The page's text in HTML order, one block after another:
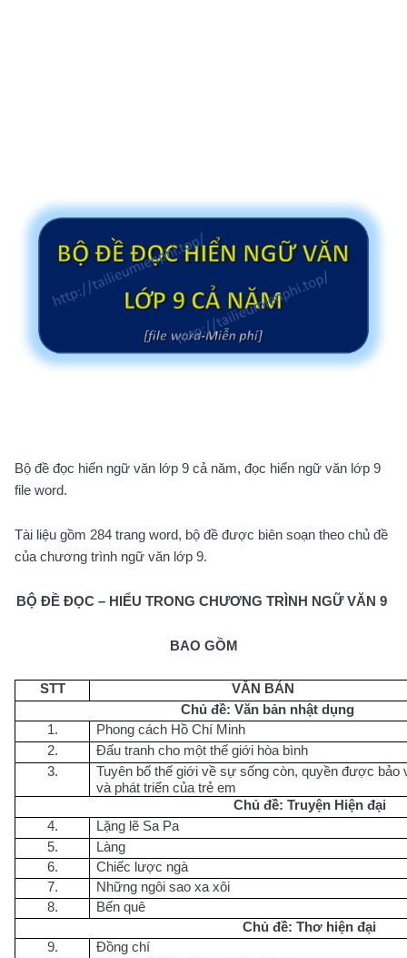
Bộ đề đọc hiển ngữ văn lớp 9 cả năm, đọc hiển ngữ văn lớp 9
file word.
Tài liệu gồm 284 trang word, bộ đề được biên soạn theo chủ đề
của chương trình ngữ văn lớp 9.
BỘ ĐỀ ĐỌC – HIỂU TRONG CHƯƠNG TRÌNH NGỮ VĂN 9
BAO GỒM
STT
VĂN BẢN
Chủ đề: Văn bản nhật dụng
1.
Phong cách Hồ Chí Minh
2.
Đấu tranh cho một thế giới hòa bình
3.
Tuyên bố thế giới về sự sống còn, quyền được bảo
và phát triển của trẻ em
Chủ đề: Truyện Hiện đại
4.
Lặng lẽ Sa Pa
5.
Làng
6.
Chiếc lược ngà
7.
Những ngôi sao xa xôi
8.
Bến quê
Chủ đề: Thơ hiện đại
9.
Đồng chí